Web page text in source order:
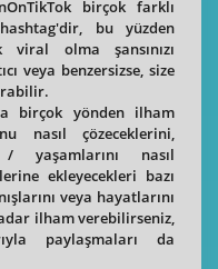
birçok farklı
bu yüzden
olma şansınızı
veya benzersizse, size
birçok yönden ilham
nasıl çözeceklerini,
yaşamlarını nasıl
ekleyecekleri bazı
veya hayatlarını
ilham verebilirseniz,
paylaşmaları da